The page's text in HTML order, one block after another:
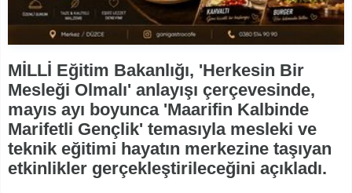
MİLLİ Eğitim Bakanlığı, 'Herkesin Bir
Mesleği Olmalı' anlayışı çerçevesinde,
mayıs ayı boyunca 'Maarifin Kalbinde
Marifetli Gençlik' temasıyla mesleki ve
teknik eğitimi hayatın merkezine taşıyan
etkinlikler gerçekleştirileceğini açıkladı.